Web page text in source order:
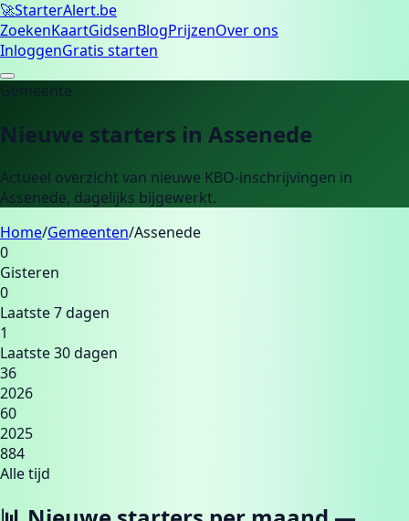
🚀StarterAlert.be
ZoekenKaartGidsenBlogPrijzenOver ons
InloggenGratis starten
Gemeente
Nieuwe starters in Assenede
Actueel overzicht van nieuwe KBO-inschrijvingen in
Assenede, dagelijks bijgewerkt.
Home/Gemeenten/Assenede
0
Gisteren
0
Laatste 7 dagen
1
Laatste 30 dagen
36
2026
60
2025
884
Alle tijd